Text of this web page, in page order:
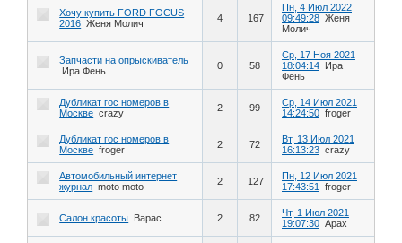
Хочу купить FORD FOCUS
2016 Женя Молич 4 167
Пн, 4 Июл 2022
09:49:28 Женя
Молич
Запчасти на опрыскиватель
Ира Фень
0 58
Ср, 17 Ноя 2021
18:04:14 Ира
Фень
Дубликат гос номеров в
Москве crazy 2 99
Ср, 14 Июл 2021
14:24:50 froger
Дубликат гос номеров в
Москве froger 2 72
Вт, 13 Июл 2021
16:13:23 crazy
Автомобильный интернет
журнал moto moto 2 127
Пн, 12 Июл 2021
17:43:51
froger
Салон красоты Варас 2 82
Чт, 1 Июл 2021
19:07:30 Арах